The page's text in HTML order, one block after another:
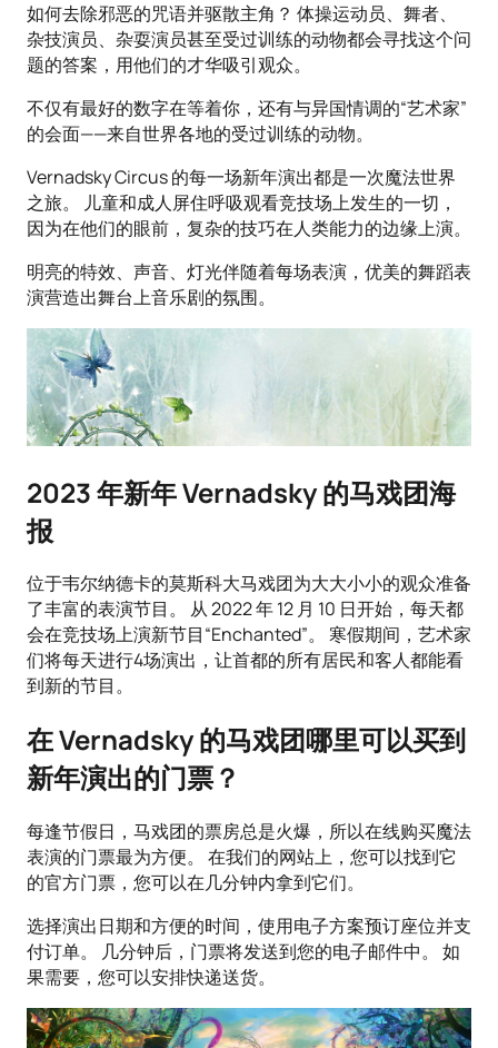
如何去除邪恶的咒语并驱散主角？ 体操运动员、舞者、
杂技演员、杂耍演员甚至受过训练的动物都会寻找这个问
题的答案，用他们的才华吸引观众。
不仅有最好的数字在等着你，还有与异国情调的“艺术家”
的会面——来自世界各地的受过训练的动物。
Vernadsky Circus 的每一场新年演出都是一次魔法世界
之旅。 儿童和成人屏住呼吸观看竞技场上发生的一切，
因为在他们的眼前，复杂的技巧在人类能力的边缘上演。
明亮的特效、声音、灯光伴随着每场表演，优美的舞蹈表
演营造出舞台上音乐剧的氛围。
2023 年新年 Vernadsky 的马戏团海
报
位于韦尔纳德卡的莫斯科大马戏团为大大小小的观众准备
了丰富的表演节目。 从 2022 年 12 月 10 日开始，每天都
会在竞技场上演新节目“Enchanted”。 寒假期间，艺术家
们将每天进行4场演出，让首都的所有居民和客人都能看
到新的节目。
在 Vernadsky 的马戏团哪里可以买到
新年演出的门票？
每逢节假日，马戏团的票房总是火爆，所以在线购买魔法
表演的门票最为方便。 在我们的网站上，您可以找到它
的官方门票，您可以在几分钟内拿到它们。
选择演出日期和方便的时间，使用电子方案预订座位并支
付订单。 几分钟后，门票将发送到您的电子邮件中。 如
果需要，您可以安排快递送货。